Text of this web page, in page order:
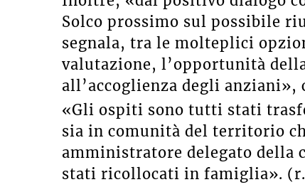
Solco prossimo sul possibile
segnala, tra le molteplici
valutazione, l’opportunità
all’accoglienza degli anziani»,
«Gli ospiti sono tutti stati
sia in comunità del territorio
amministratore delegato della
stati ricollocati in famiglia».